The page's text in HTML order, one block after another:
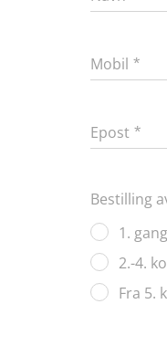
Mobil
Epost
Bestilling
1.
2.-4.
Fra 5.